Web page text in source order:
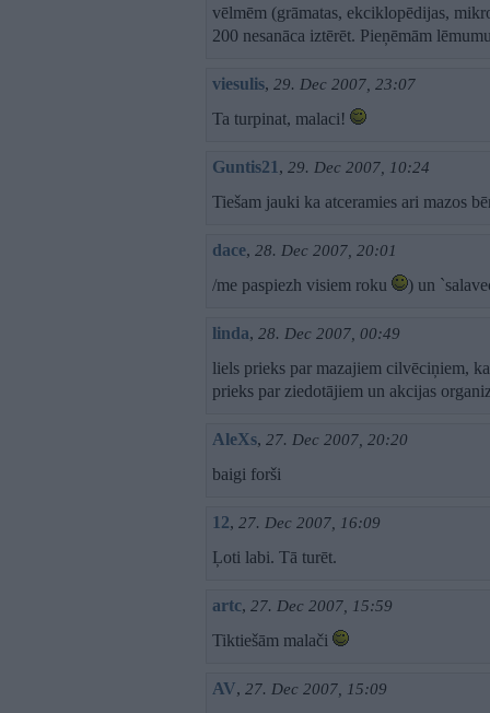
vēlmēm (grāmatas, ekciklopēdijas,
200 nesanāca iztērēt. Pieņēmām
viesulis, 29. Dec 2007, 23:07
Ta turpinat, malaci!
Guntis21 , 29. Dec 2007, 10:24
Tiešam jauki ka atceramies ari mazos
dace, 28. Dec 2007, 20:01
/me paspiezh visiem roku ) un
linda, 28. Dec 2007, 00:49
liels prieks par mazajiem cilvēciņiem,
prieks par ziedotājiem un akcijas
AleXs, 27. Dec 2007, 20:20
baigi forši
12, 27. Dec 2007, 16:09
Ļoti labi. Tā turēt.
artc, 27. Dec 2007, 15:59
Tiktiešām malači
AV, 27. Dec 2007, 15:09